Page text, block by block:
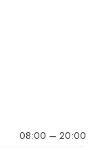
08:00 – 20:00